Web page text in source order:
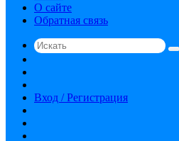
О сайте
Обратная связь
статья
Вход / Регистрация